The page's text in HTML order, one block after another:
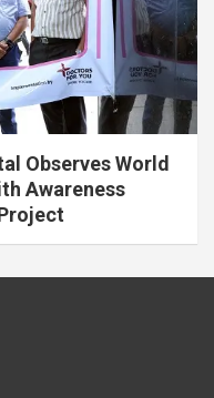
Observes World
Awareness